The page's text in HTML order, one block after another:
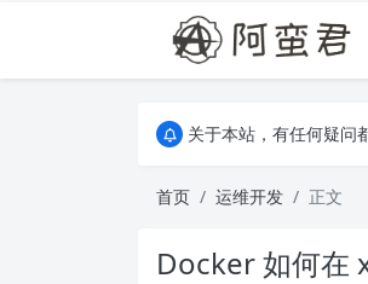
关于本站，有任何疑问
关于本站，有任何疑问
首页
运维开发 正文
Docker 如何在